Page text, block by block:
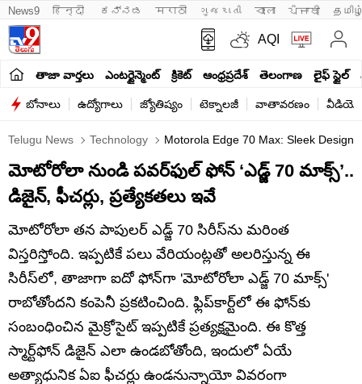
News9 हिन्दी ಕನ್ನಡ मराठी ગુજરાતી বাংলা ਪੰਜਾਬੀ
AQI
తాజా వార్తలు ఎంటర్టైన్మెంట్ క్రికెట్ ఆంధ్రప్రదేశ్ తెలంగాణ లైఫ్ స్టైల్
బోనాలు ఉద్యోగాలు జ్యోతిష్యం టెక్నాలజీ వాతావరణం
Telugu News Technology Motorola Edge 70 Max: Sleek Design
మోటోరోలా నుండి పవర్‌ఫుల్ ఫోన్ ‘ఎడ్జ్ 70 మాక్స్’..
డిజైన్‌, ఫీచర్లు, ప్రత్యేకతలు ఇవే
మోటోరోలా తన పాపులర్ ఎడ్జ్ 70 సిరీస్‌ను మరింత
విస్తరిస్తోంది. ఇప్పటికే పలు వేరియంట్లతో అలరిస్తున్న ఈ
సిరీస్‌లో, తాజాగా ఐదో ఫోన్‌గా 'మోటోరోలా ఎడ్జ్ 70 మాక్స్'
రాబోతోందని కంపెనీ ప్రకటించింది. ఫ్లిప్‌కార్ట్‌లో ఈ ఫోన్‌కు
సంబంధించిన మైక్రోసైట్ ఇప్పటికే ప్రత్యక్షమైంది. ఈ కొత్త
స్మార్ట్‌ఫోన్ డిజైన్ ఎలా ఉండబోతోంది, ఇందులో ఏయే
అత్యాధునిక ఏఐ ఫీచర్లు ఉండనున్నాయో వివరంగా